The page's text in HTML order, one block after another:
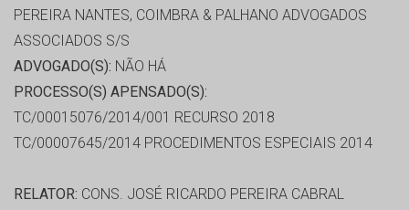
PEREIRA NANTES, COIMBRA & PALHANO ADVOGADOS
ASSOCIADOS S/S
ADVOGADO(S): NÃO HÁ
PROCESSO(S) APENSADO(S):
TC/00015076/2014/001 RECURSO 2018
TC/00007645/2014 PROCEDIMENTOS ESPECIAIS 2014
RELATOR: CONS. JOSÉ RICARDO PEREIRA CABRAL